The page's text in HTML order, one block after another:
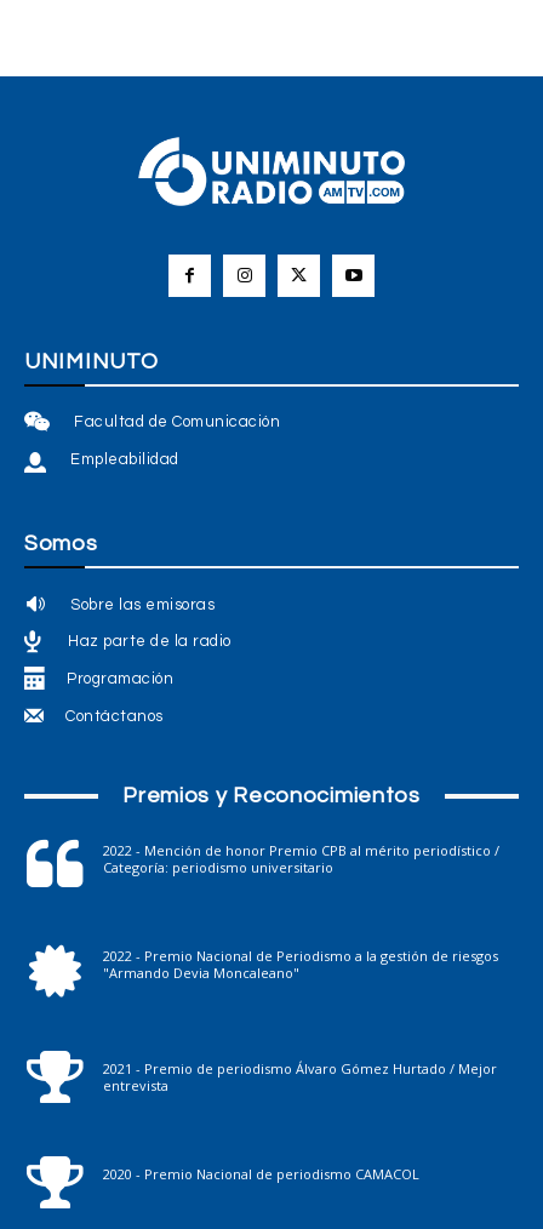
UNIMINUTO
Facultad de Comunicación
Empleabilidad
Somos
Sobre las emisoras
Haz parte de la radio
Programación
Contáctanos
Premios y Reconocimientos
2022 - Mención de honor Premio CPB al mérito periodístico /
Categoría: periodismo universitario
2022 - Premio Nacional de Periodismo a la gestión de riesgos
"Armando Devia Moncaleano"
2021 - Premio de periodismo Álvaro Gómez Hurtado / Mejor
entrevista
2020 - Premio Nacional de periodismo CAMACOL